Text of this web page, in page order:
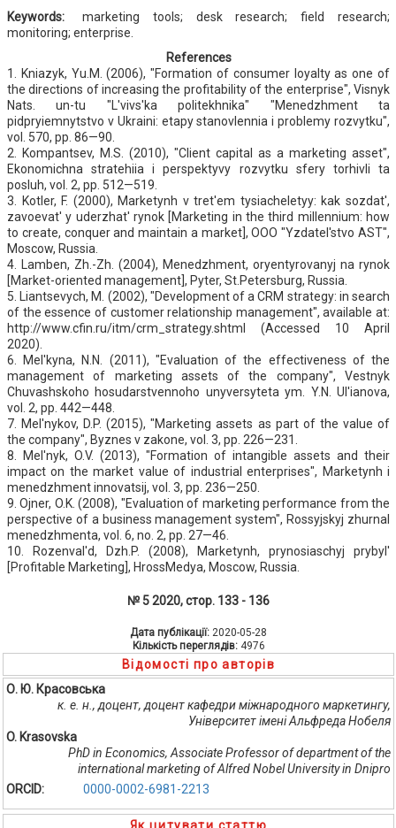
Keywords:
marketing tools; desk research; field research;
monitoring; enterprise.
References
1. Kniazyk, Yu.M. (2006), "Formation of consumer loyalty as one of
the directions of increasing the profitability of the enterprise", Visnyk
Nats. un-tu "L'vivs'ka politekhnika" "Menedzhment ta
pidpryiemnytstvo v Ukraini: etapy stanovlennia i problemy rozvytku",
vol. 570, pp. 86—90.
2. Kompantsev, M.S. (2010), "Client capital as a marketing asset",
Ekonomichna stratehiia i perspektyvy rozvytku sfery torhivli ta
posluh, vol. 2, pp. 512—519.
3. Kotler, F. (2000), Marketynh v tret'em tysiacheletyy: kak sozdat',
zavoevat' y uderzhat' rynok [Marketing in the third millennium: how
to create, conquer and maintain a market], OOO "Yzdatel'stvo AST",
Moscow, Russia.
4. Lamben, Zh.-Zh. (2004), Menedzhment, oryentyrovanyj na rynok
[Market-oriented management], Pyter, St.Petersburg, Russia.
5. Liantsevych, M. (2002), "Development of a CRM strategy: in search
of the essence of customer relationship management", available at:
http://www.cfin.ru/itm/crm_strategy.shtml (Accessed 10 April
2020).
6. Mel'kyna, N.N. (2011), "Evaluation of the effectiveness of the
management of marketing assets of the company", Vestnyk
Chuvashskoho hosudarstvennoho unyversyteta ym. Y.N. Ul'ianova,
vol. 2, pp. 442—448.
7. Mel'nykov, D.P. (2015), "Marketing assets as part of the value of
the company", Byznes v zakone, vol. 3, pp. 226—231.
8. Mel'nyk, O.V. (2013), "Formation of intangible assets and their
impact on the market value of industrial enterprises", Marketynh i
menedzhment innovatsij, vol. 3, pp. 236—250.
9. Ojner, O.K. (2008), "Evaluation of marketing performance from the
perspective of a business management system", Rossyjskyj zhurnal
menedzhmenta, vol. 6, no. 2, pp. 27—46.
10. Rozenval'd, Dzh.P. (2008), Marketynh, prynosiaschyj prybyl'
[Profitable Marketing], HrossMedya, Moscow, Russia.
№ 5 2020, стор. 133 - 136
Дата публікації: 2020-05-28
Кількість переглядів: 4976
Відомості про авторів
О. Ю. Красовська
к. е. н., доцент, доцент кафедри міжнародного маркетингу,
Університет імені Альфреда Нобеля
O. Krasovska
PhD in Economics, Associate Professor of department of the
international marketing of Alfred Nobel University in Dnipro
ORCID:
0000-0002-6981-2213
Як цитувати статтю